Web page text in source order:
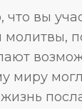
что вы
молитвы,
миру